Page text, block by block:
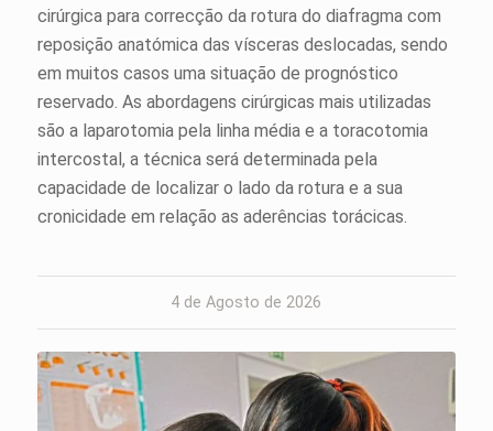
cirúrgica para correcção da rotura do diafragma com
reposição anatómica das vísceras deslocadas, sendo
em muitos casos uma situação de prognóstico
reservado. As abordagens cirúrgicas mais utilizadas
são a laparotomia pela linha média e a toracotomia
intercostal, a técnica será determinada pela
capacidade de localizar o lado da rotura e a sua
cronicidade em relação as aderências torácicas.
4 de Agosto de 2026